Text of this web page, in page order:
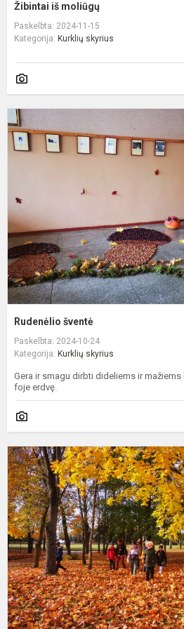
Žibintai iš moliūgų
Paskelbta: 2024-11-15
Kategorija: Kurklių skyrius
Rudenėlio šventė
Paskelbta: 2024-10-24
Kategorija: Kurklių skyrius
Gera ir smagu dirbti dideliems ir mažiems
foje erdvę.